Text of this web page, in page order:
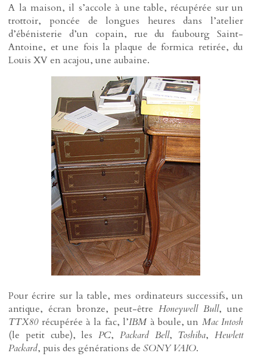
A la maison, il s’accole à une table, récupérée sur un
trottoir, poncée de longues heures dans l’atelier
d’ébénisterie d’un copain, rue du faubourg Saint-
Antoine, et une fois la plaque de formica retirée, du
Louis XV en acajou, une aubaine.
Pour écrire sur la table, mes ordinateurs successifs, un
antique, écran bronze, peut-êtreHoneywell Bull, une
TTX80récupérée à la fac, l’IBMà boule, un Mac Intosh
(le petit cube), lesPC, Packard Bell, Toshiba,Hewlett
Packard, puis des générations deSONY VAIO.